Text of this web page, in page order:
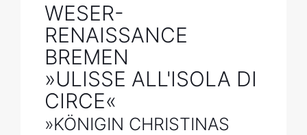
WESER-
RENAISSANCE
BREMEN
»ULISSE ALL'ISOLA DI
CIRCE«
»KÖNIGIN CHRISTINAS